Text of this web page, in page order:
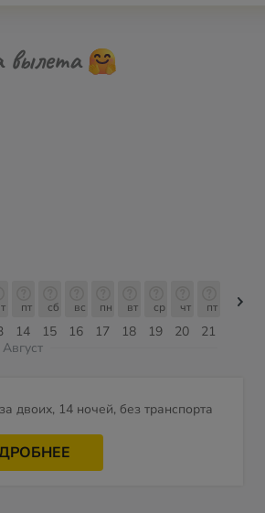
вылета
14
пт
15
сб
16
вс
17
пн
18
вт
19
ср
20
чт
21
пт
Август
за двоих, 14 ночей, без транспорта